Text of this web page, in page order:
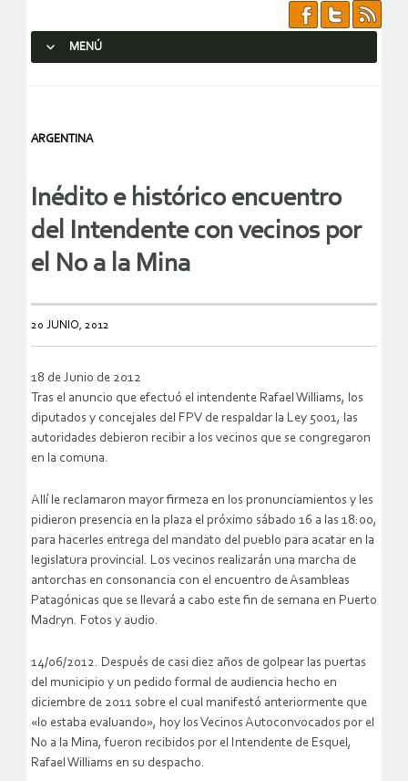
MENÚ
ARGENTINA
Inédito e histórico encuentro
del Intendente con vecinos por
el No a la Mina
20 JUNIO, 2012
18 de Junio de 2012
Tras el anuncio que efectuó el intendente Rafael Williams, los
diputados y concejales del FPV de respaldar la Ley 5001, las
autoridades debieron recibir a los vecinos que se congregaron
en la comuna.
Allí le reclamaron mayor firmeza en los pronunciamientos y les
pidieron presencia en la plaza el próximo sábado 16 a las 18:00,
para hacerles entrega del mandato del pueblo para acatar en la
legislatura provincial. Los vecinos realizarán una marcha de
antorchas en consonancia con el encuentro de Asambleas
Patagónicas que se llevará a cabo este fin de semana en Puerto
Madryn. Fotos y audio.
14/06/2012. Después de casi diez años de golpear las puertas
del municipio y un pedido formal de audiencia hecho en
diciembre de 2011 sobre el cual manifestó anteriormente que
«lo estaba evaluando», hoy los Vecinos Autoconvocados por el
No a la Mina, fueron recibidos por el Intendente de Esquel,
Rafael Williams en su despacho.